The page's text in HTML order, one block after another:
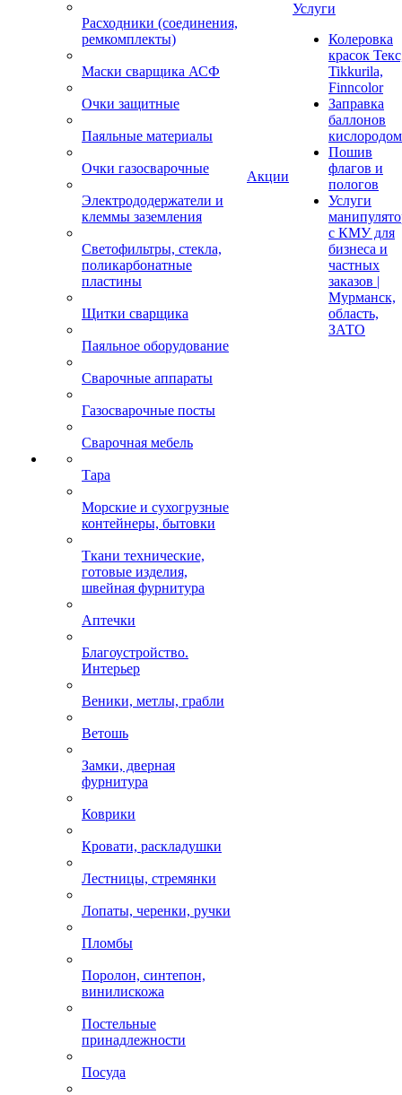
Расходники (соединения,
ремкомплекты)
Маски сварщика АСФ
Очки защитные
Паяльные материалы
Очки газосварочные
Электрододержатели и
клеммы заземления
Светофильтры, стекла,
поликарбонатные
пластины
Щитки сварщика
Паяльное оборудование
Сварочные аппараты
Газосварочные посты
Сварочная мебель
Тара
Морские и сухогрузные
контейнеры, бытовки
Ткани технические,
готовые изделия,
швейная фурнитура
Аптечки
Благоустройство.
Интерьер
Веники, метлы, грабли
Ветошь
Замки, дверная
фурнитура
Коврики
Кровати, раскладушки
Лестницы, стремянки
Лопаты, черенки, ручки
Пломбы
Поролон, синтепон,
винилискожа
Постельные
принадлежности
Посуда
Акции
Услуги
Колеровка
красок
Tikkurila,
Finncolor
Заправка
баллонов
кислородом
Пошив
флагов и
пологов
Услуги
с КМУ для
бизнеса и
частных
заказов |
Мурманск,
область,
ЗАТО